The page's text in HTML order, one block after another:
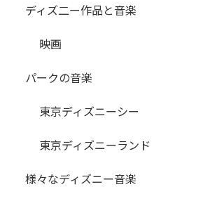
ディズ二ー作品と音楽
映画
パークの音楽
東京ディズニーシー
東京ディズニーランド
様々なディズニー音楽